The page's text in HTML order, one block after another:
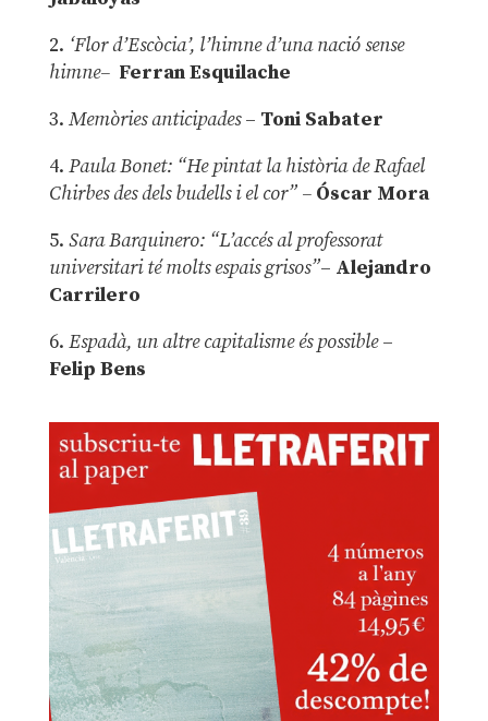
2. ‘Flor d’Escòcia’, l’himne d’una nació sense
himne– Ferran Esquilache
3. Memòries anticipades– Toni Sabater
4. Paula Bonet: “He pintat la història de Rafael
Chirbes des dels budells i el cor” –Óscar Mora
5. Sara Barquinero: “L’accés al professorat
universitari té molts espais grisos”– Alejandro
Carrilero
6. Espadà, un altre capitalisme és possible –
Felip Bens